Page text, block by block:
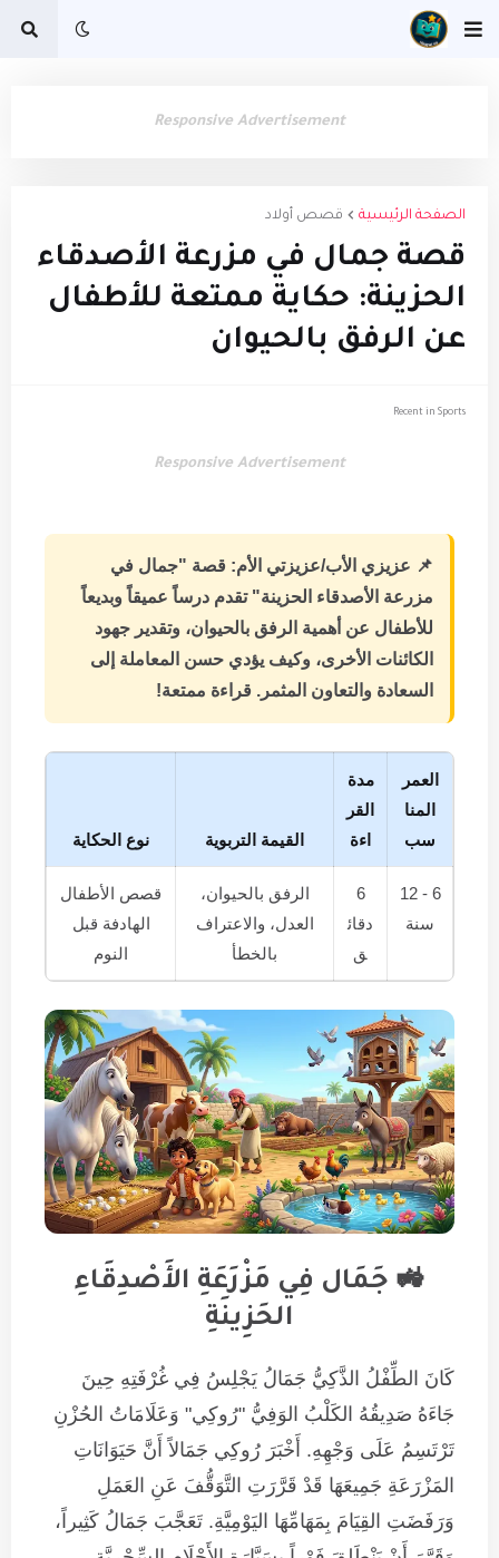
Responsive Advertisement
الصفحة الرئيسية قصص أولاد
قصة جمال في مزرعة الأصدقاء
الحزينة: حكاية ممتعة للأطفال
عن الرفق بالحيوان
Recent in Sports
Responsive Advertisement
📌 عزيزي الأب/عزيزتي الأم: قصة "جمال في
مزرعة الأصدقاء الحزينة" تقدم درساً عميقاً وبديعاً
للأطفال عن أهمية الرفق بالحيوان، وتقدير جهود
الكائنات الأخرى، وكيف يؤدي حسن المعاملة إلى
السعادة والتعاون المثمر. قراءة ممتعة!
العمر
المنا
سب
مدة
القر
اءة
القيمة التربوية نوع الحكاية
6 - 12
سنة
6
دقائ
ق
الرفق بالحيوان،
العدل، والاعتراف
بالخطأ
قصص الأطفال
الهادفة قبل
النوم
🚜 جَمَال فِي مَزْرَعَةِ الأَصْدِقَاءِ
الحَزِينَةِ
كَانَ الطِّفْلُ الذَّكِيُّ جَمَالُ يَجْلِسُ فِي غُرْفَتِهِ حِينَ
جَاءَهُ صَدِيقُهُ الكَلْبُ الوَفِيُّ "رُوكِي" وَعَلَامَاتُ الحُزْنِ
تَرْتَسِمُ عَلَى وَجْهِهِ. أَخْبَرَ رُوكِي جَمَالاً أَنَّ حَيَوَانَاتِ
المَزْرَعَةِ جَمِيعَهَا قَدْ قَرَّرَتِ التَّوَقُّفَ عَنِ العَمَلِ
وَرَفَضَتِ القِيَامَ بِمَهَامِّهَا اليَوْمِيَّةِ. تَعَجَّبَ جَمَالُ كَثِيراً،